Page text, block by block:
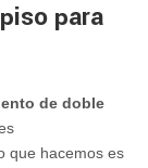
para
de doble
que hacemos es